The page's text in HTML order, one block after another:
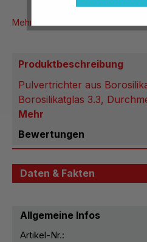
Mehr Produktinformationen
Produktbeschreibung
Pulvertrichter aus
Borosilikatglas 3.3,
Mehr
Bewertungen
Daten & Fakten
Allgemeine Infos
Artikel-Nr.: